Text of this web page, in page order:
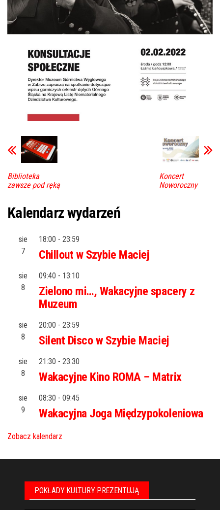
Biblioteka
zawsze pod ręką
Koncert
Noworoczny
Kalendarz wydarzeń
sie
7
18:00 - 23:59
Chillout w Szybie Maciej
sie
8
09:40 - 13:10
Zielono mi…, Wakacyjne spacery z
Muzeum
sie
8
20:00 - 23:59
Silent Disco w Szybie Maciej
sie
8
21:30 - 23:30
Wakacyjne Kino ROMA – Matrix
sie
9
08:30 - 09:45
Wakacyjna Joga Międzypokoleniowa
Zobacz kalendarz
POKŁADY KULTURY PREZENTUJĄ